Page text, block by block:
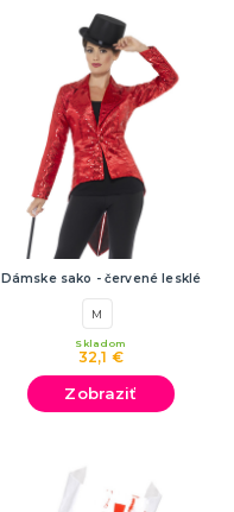
Dámske sako - červené lesklé
M
32,1 €
Skladom
Zobraziť